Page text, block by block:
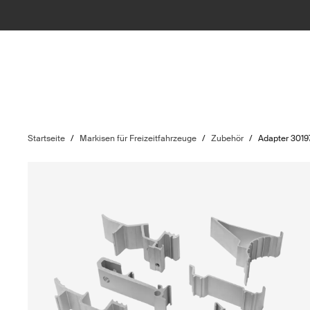
Startseite / Markisen für Freizeitfahrzeuge / Zubehör / Adapter